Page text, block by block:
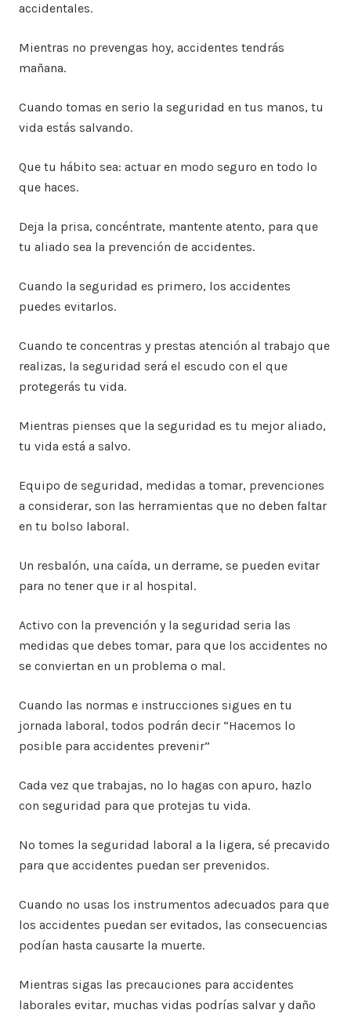
accidentales.
Mientras no prevengas hoy, accidentes tendrás
mañana.
Cuando tomas en serio la seguridad en tus manos, tu
vida estás salvando.
Que tu hábito sea: actuar en modo seguro en todo lo
que haces.
Deja la prisa, concéntrate, mantente atento, para que
tu aliado sea la prevención de accidentes.
Cuando la seguridad es primero, los accidentes
puedes evitarlos.
Cuando te concentras y prestas atención al trabajo que
realizas, la seguridad será el escudo con el que
protegerás tu vida.
Mientras pienses que la seguridad es tu mejor aliado,
tu vida está a salvo.
Equipo de seguridad, medidas a tomar, prevenciones
a considerar, son las herramientas que no deben faltar
en tu bolso laboral.
Un resbalón, una caída, un derrame, se pueden evitar
para no tener que ir al hospital.
Activo con la prevención y la seguridad seria las
medidas que debes tomar, para que los accidentes no
se conviertan en un problema o mal.
Cuando las normas e instrucciones sigues en tu
jornada laboral, todos podrán decir “Hacemos lo
posible para accidentes prevenir”
Cada vez que trabajas, no lo hagas con apuro, hazlo
con seguridad para que protejas tu vida.
No tomes la seguridad laboral a la ligera, sé precavido
para que accidentes puedan ser prevenidos.
Cuando no usas los instrumentos adecuados para que
los accidentes puedan ser evitados, las consecuencias
podían hasta causarte la muerte.
Mientras sigas las precauciones para accidentes
laborales evitar, muchas vidas podrías salvar y daño